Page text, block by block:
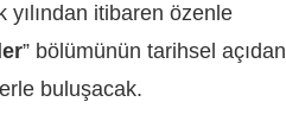
yılından itibaren özenle
” bölümünün tarihsel açıdan
buluşacak.